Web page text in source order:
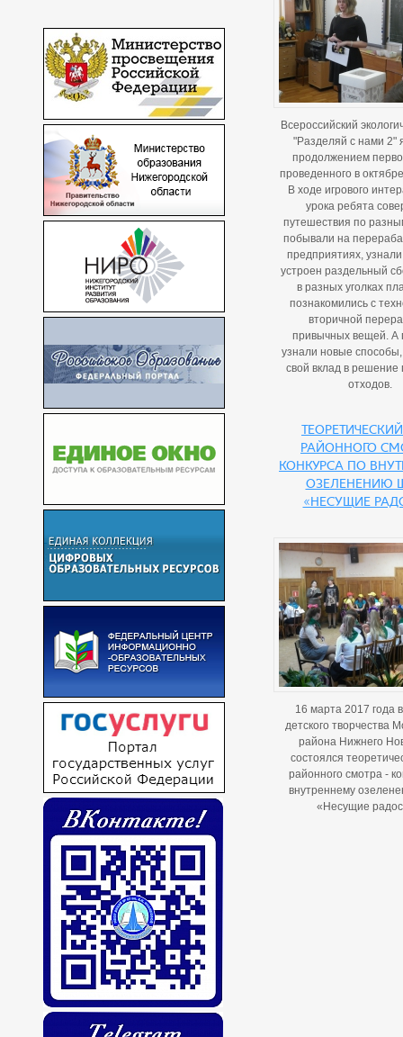
Всероссийский
"Разделяй с нами 2"
продолжением
проведенного в
В ходе игрового
урока ребята
путешествия по
побывали на
предприятиях, узнали
устроен раздельный
в разных уголках
познакомились с
вторичной
привычных вещей. А
узнали новые способы,
свой вклад в
отходов.
районного
конкурса по
озеленению
«Несущие
16 марта 2017 года
детского творчества
района Нижнего
состоялся
районного смотра -
внутреннему
«Несущие